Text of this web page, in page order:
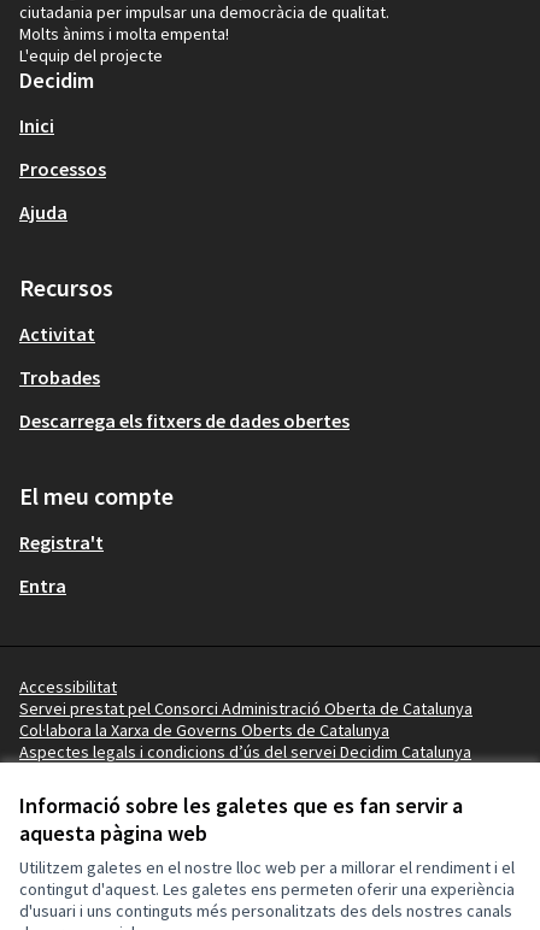
Informació sobre les galetes que es fan servir a
aquesta pàgina web
Utilitzem galetes en el nostre lloc web per a millorar el rendiment i el
contingut d'aquest. Les galetes ens permeten oferir una experiència
d'usuari i uns continguts més personalitzats des dels nostres canals
ciutadania per impulsar una democràcia de qualitat.
Molts ànims i molta empenta!
L'equip del projecte
Decidim
Inici
Processos
Ajuda
Recursos
Activitat
Trobades
Descarrega els fitxers de dades obertes
El meu compte
Registra't
Entra
Accessibilitat
Servei prestat pel Consorci Administració Oberta de Catalunya
Col·labora la Xarxa de Governs Oberts de Catalunya
Aspectes legals i condicions d’ús del servei Decidim Catalunya
Termes i condicions
Configuració de les galetes
Ajuntament de la Pobla de Mafumet a X
(Enllaç extern)
Ajuntament de la Pobla de Mafumet a Facebook
(Enllaç extern)
Ajuntament de la Pobla de Mafumet a Instagram
(Enllaç extern)
Ajuntament de la Pobla de Mafumet a YouTube
(Enllaç extern)
Ajuntament de la Pobla de Mafumet a GitHub
(Enllaç extern)